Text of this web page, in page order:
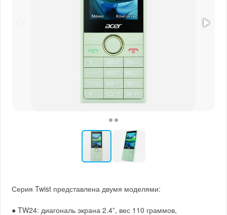
Серия Twist представлена двумя моделями:
● TW24: диагональ экрана 2.4”, вес 110 граммов,